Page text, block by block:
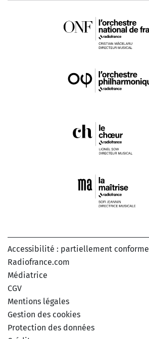
Accessibilité : partiellement conforme
Radiofrance.com
Médiatrice
CGV
Mentions légales
Gestion des cookies
Protection des données